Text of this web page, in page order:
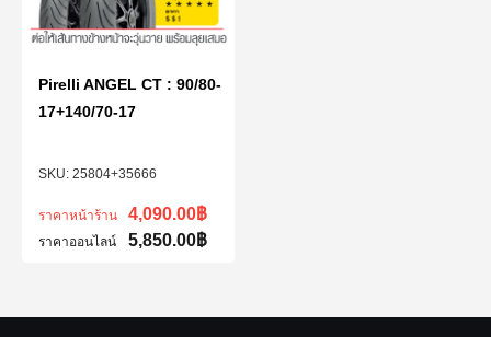
25804+35666
Pirelli ANGEL CT : 90/80-
17+140/70-17
ราคาหน้าร้าน 4,090.00฿
ราคาออนไลน์ 5,850.00฿